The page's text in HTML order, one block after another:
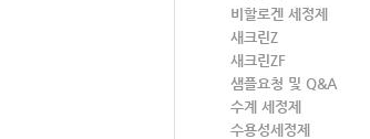
비할로겐 세정제
새크린Z
새크린ZF
샘플요청 및 Q&A
수계 세정제
수용성세정제